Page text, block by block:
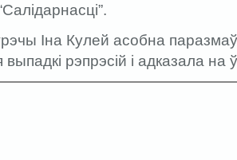
Іна Кулей асобна
выпадкі рэпрэсій і адказала на